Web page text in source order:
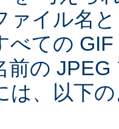
ァイル名
べての
前の
は、以下